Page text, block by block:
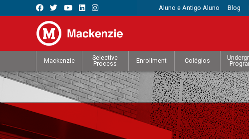
Aluno e Antigo Aluno Blog
Mackenzie
Selective
Process
Enrollment Colégios